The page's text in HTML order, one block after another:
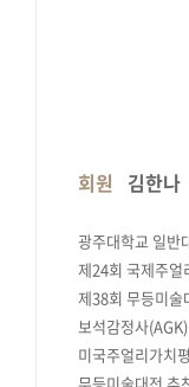
회원 김한나
광주대학교 일반
제24회 국제주얼
제38회 무등미술
보석감정사(AGK)
미국주얼리가치